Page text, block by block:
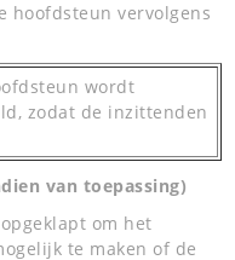
hoofdsteun vervolgens
wordt
zodat de inzittenden
van toepassing)
om het
te maken of de